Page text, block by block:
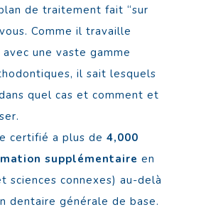
de traitement fait “sur
Comme il travaille
une vaste gamme
il sait lesquels
quel cas et comment et
certifié a plus de4,000
supplémentaire en
sciences connexes) au-delà
dentaire générale de base.